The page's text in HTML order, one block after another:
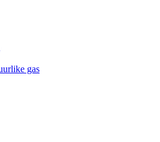
gas